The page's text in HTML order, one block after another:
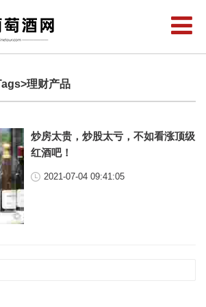
理财产品
炒房太贵，炒股太亏，不如看涨顶级
红酒吧！
2021-07-04 09:41:05